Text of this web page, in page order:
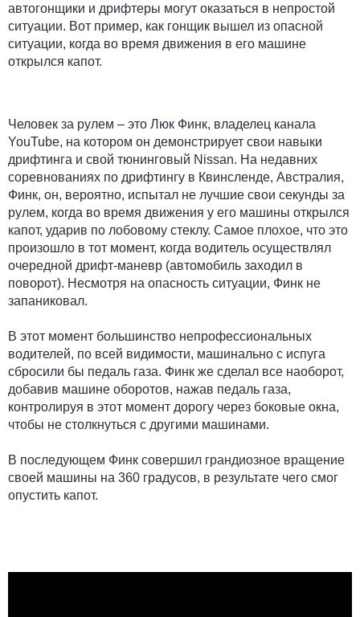
автогонщики и дрифтеры могут оказаться в непростой
ситуации. Вот пример, как гонщик вышел из опасной
ситуации, когда во время движения в его машине
открылся капот.
Человек за рулем – это Люк Финк, владелец канала
YouTube, на котором он демонстрирует свои навыки
дрифтинга и свой тюнинговый Nissan. На недавних
соревнованиях по дрифтингу в Квинсленде, Австралия,
Финк, он, вероятно, испытал не лучшие свои секунды за
рулем, когда во время движения у его машины открылся
капот, ударив по лобовому стеклу. Самое плохое, что это
произошло в тот момент, когда водитель осуществлял
очередной дрифт-маневр (автомобиль заходил в
поворот). Несмотря на опасность ситуации, Финк не
запаниковал.
В этот момент большинство непрофессиональных
водителей, по всей видимости, машинально с испуга
сбросили бы педаль газа. Финк же сделал все наоборот,
добавив машине оборотов, нажав педаль газа,
контролируя в этот момент дорогу через боковые окна,
чтобы не столкнуться с другими машинами.
В последующем Финк совершил грандиозное вращение
своей машины на 360 градусов, в результате чего смог
опустить капот.